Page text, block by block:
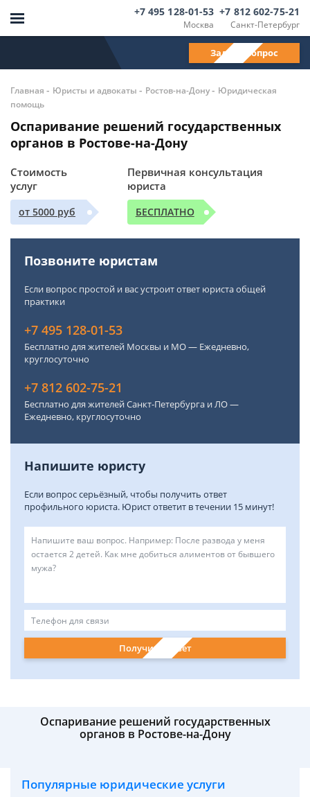
Москва
+7 495 128-01-53
Санкт-Петербург
+7 812 602-75-21
Задать вопрос
Главная - Юристы и адвокаты - Ростов-на-Дону- Юридическая
помощь
Оспаривание решений государственных
органов в Ростове-на-Дону
Стоимость
услуг
от 5000 руб
Первичная консультация
юриста
БЕСПЛАТНО
Позвоните юристам
Если вопрос простой и вас устроит ответ юриста общей
практики
+7 495 128-01-53
Бесплатно для жителей Москвы и МО — Ежедневно,
круглосуточно
+7 812 602-75-21
Бесплатно для жителей Санкт-Петербурга и ЛО —
Ежедневно, круглосуточно
Напишите юристу
Если вопрос серьёзный, чтобы получить ответ
профильного юриста. Юрист ответит в течении 15 минут!
Получить ответ
Оспаривание решений государственных
органов в Ростове-на-Дону
Популярные юридические услуги